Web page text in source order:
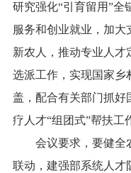
研究强化“引育留用”全
服务和创业就业，加大
新农人，推动专业人才
选派工作，实现国家乡
盖，配合有关部门抓好
疗人才“组团式”帮扶工
会议要求，要健全农
联动，建强部系统人才